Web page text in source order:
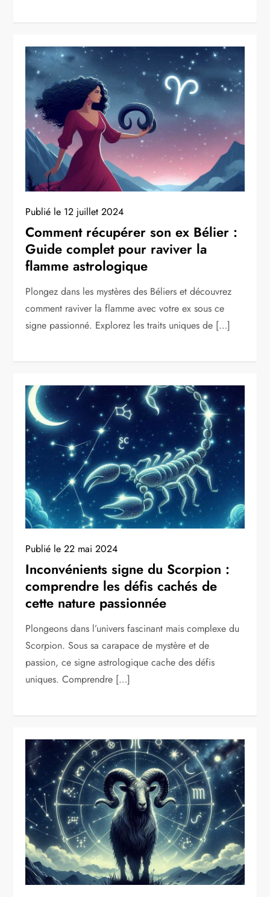
Publié le 12 juillet 2024
Comment récupérer son ex Bélier :
Guide complet pour raviver la
flamme astrologique
Plongez dans les mystères des Béliers et découvrez
comment raviver la flamme avec votre ex sous ce
signe passionné. Explorez les traits uniques de […]
Publié le22 mai 2024
Inconvénients signe du Scorpion :
comprendre les défis cachés de
cette nature passionnée
Plongeons dans l’univers fascinant mais complexe du
Scorpion. Sous sa carapace de mystère et de
passion, ce signe astrologique cache des défis
uniques. Comprendre […]